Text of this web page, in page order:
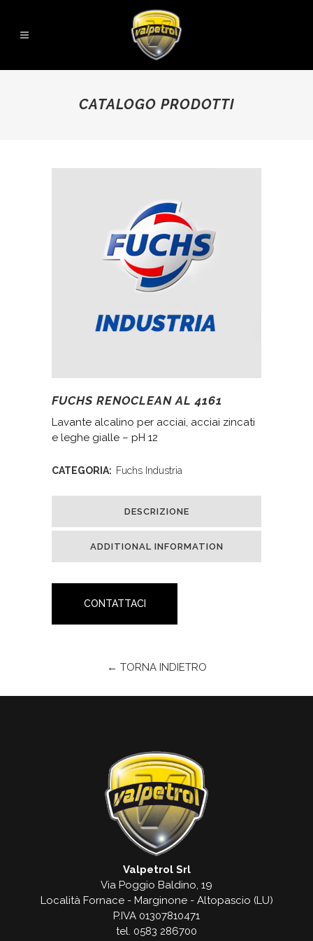
CATALOGO PRODOTTI
FUCHS RENOCLEAN AL 4161
Lavante alcalino per acciai, acciai zincati
e leghe gialle – pH 12
CATEGORIA: Fuchs Industria
DESCRIZIONE
ADDITIONAL INFORMATION
CONTATTACI
← TORNA INDIETRO
Valpetrol Srl
Via Poggio Baldino, 19
Località Fornace - Marginone - Altopascio (LU)
P.IVA 01307810471
tel. 0583 286700